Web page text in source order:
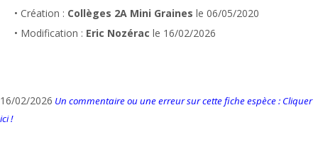
• Création : Collèges 2A Mini Graines le 06/05/2020
• Modification : Eric Nozérac le 16/02/2026
16/02/2026 Un commentaire ou une erreur sur cette fiche espèce : Cliquer
ici !